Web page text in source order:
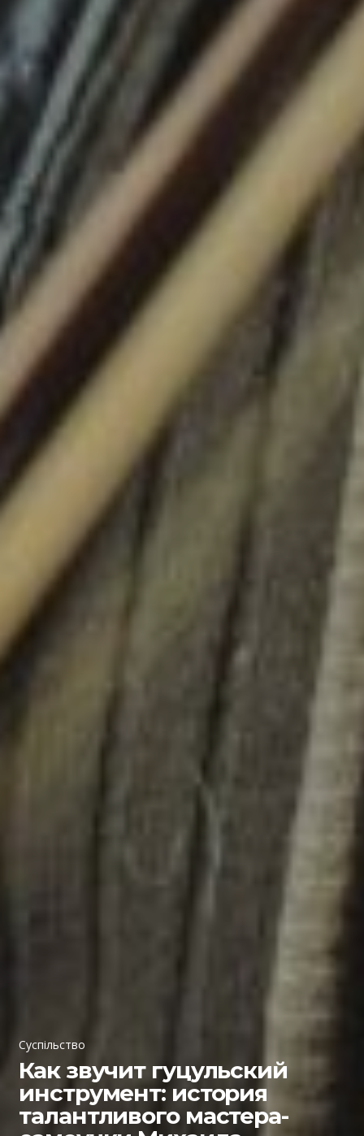
Суспільство
Как звучит гуцульский
инструмент: история
талантливого мастера-